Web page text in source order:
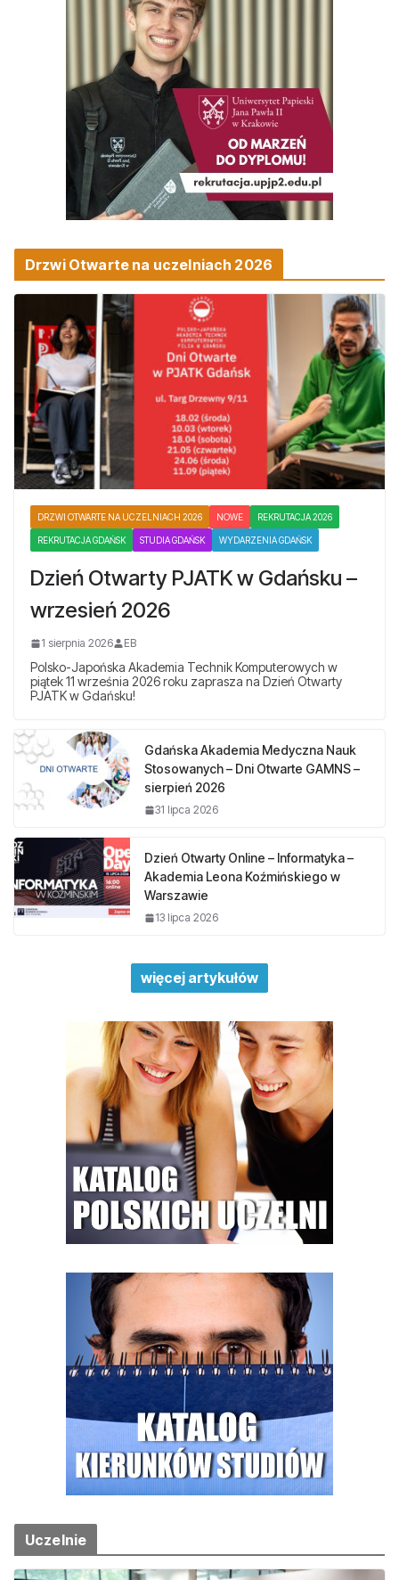
Drzwi Otwarte na uczelniach 2026
DRZWI OTWARTE NA UCZELNIACH 2026 NOWE REKRUTACJA 2026
REKRUTACJA GDAŃSK STUDIA GDAŃSK WYDARZENIA GDAŃSK
Dzień Otwarty PJATK w Gdańsku –
wrzesień 2026
1 sierpnia 2026 EB
Polsko-Japońska Akademia Technik Komputerowych w
piątek 11 września 2026 roku zaprasza na Dzień Otwarty
PJATK w Gdańsku!
Gdańska Akademia Medyczna Nauk
Stosowanych – Dni Otwarte GAMNS –
sierpień 2026
31 lipca 2026
Dzień Otwarty Online – Informatyka –
Akademia Leona Koźmińskiego w
Warszawie
13 lipca 2026
więcej artykułów
Uczelnie